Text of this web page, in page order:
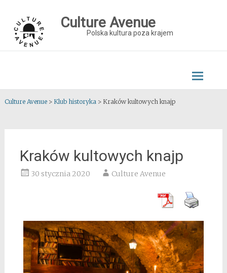
content
Culture Avenue
Polska kultura poza krajem
Culture Avenue> Klub historyka> Kraków kultowych knajp
Kraków kultowych knajp
30 stycznia 2020 Culture Avenue